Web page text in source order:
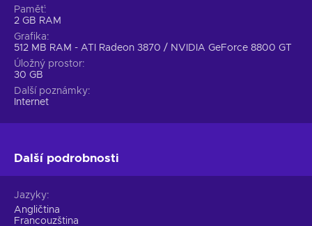
Paměť
2 GB RAM
Grafika
512 MB RAM - ATI Radeon 3870 / NVIDIA GeForce 8800 GT
Úložný prostor
30 GB
Další poznámky
Internet
Další podrobnosti
Jazyky
Angličtina
Francouzština